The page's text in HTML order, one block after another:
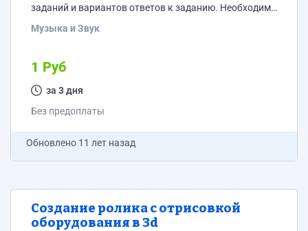
заданий и вариантов ответов к заданию. Необходимо
нарезать и правильно поименовать файлы по
готовых файлов в первом блоке и около 200 во
втором. Структура файла с паузами по образцу и в
соответствии с текстом. Начальная пауза 0,1 сек.,
Музыка и Звук
1 Руб
за 3 дня
Без предоплаты
Обновлено 11 лет назад
Создание ролика с отрисовкой
оборудования в 3d